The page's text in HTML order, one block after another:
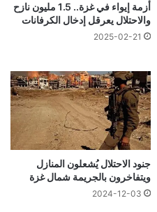
أزمة إيواء في غزة.. 1.5 مليون نازح
والاحتلال يعرقل إدخال الكرفانات
2025-02-21
جنود الاحتلال يُشعلون المنازل
ويتفاخرون بالجريمة شمال غزة
2024-12-03